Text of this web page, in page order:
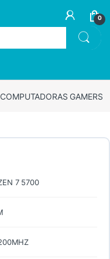
0
COMPUTADORAS GAMERS
7 5700